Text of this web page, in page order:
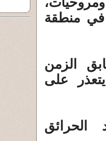
في منطقة
الزمن
على
الحرائق